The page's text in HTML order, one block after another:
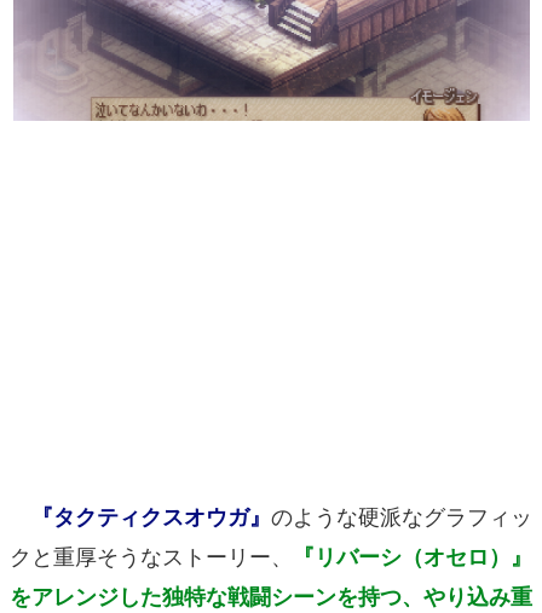
若ゲのいたり〜ゲームクリエイターの青春〜
『うつヌケ』『ペンと箸』等で知られるマンガ家・田中圭
一先生によるゲーム業界レポートマンガです。
なんでゲームは面白い？
アプリレビュー
その他
『タクティクスオウガ』 のような硬派なグラフィッ
クと重厚そうなストーリー、
『リバーシ（オセロ）』
をアレンジした独特な戦闘シーンを持つ、やり込み重